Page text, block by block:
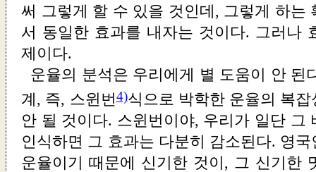
써 그렇게 할 수 있을 것인데, 그렇게 하는
서 동일한 효과를 내자는 것이다. 그러나
제이다.
운율의 분석은 우리에게 별 도움이 안 된
계, 즉, 스윈번4)식으로 박학한 운율의 복
안 될 것이다. 스윈번이야, 우리가 일단 그
인식하면 그 효과는 다분히 감소된다. 영
운율이기 때문에 신기한 것이, 그 신기한